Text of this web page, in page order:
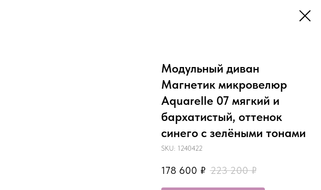
Модульный диван
Магнетик микровелюр
Aquarelle 07 мягкий и
бархатистый, оттенок
синего с зелёными тонами
SKU: 1240422
178 600 ₽ 223 200 ₽